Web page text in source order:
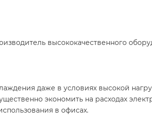
высококачественного
даже в условиях высокой
экономить на расходах
в офисах.